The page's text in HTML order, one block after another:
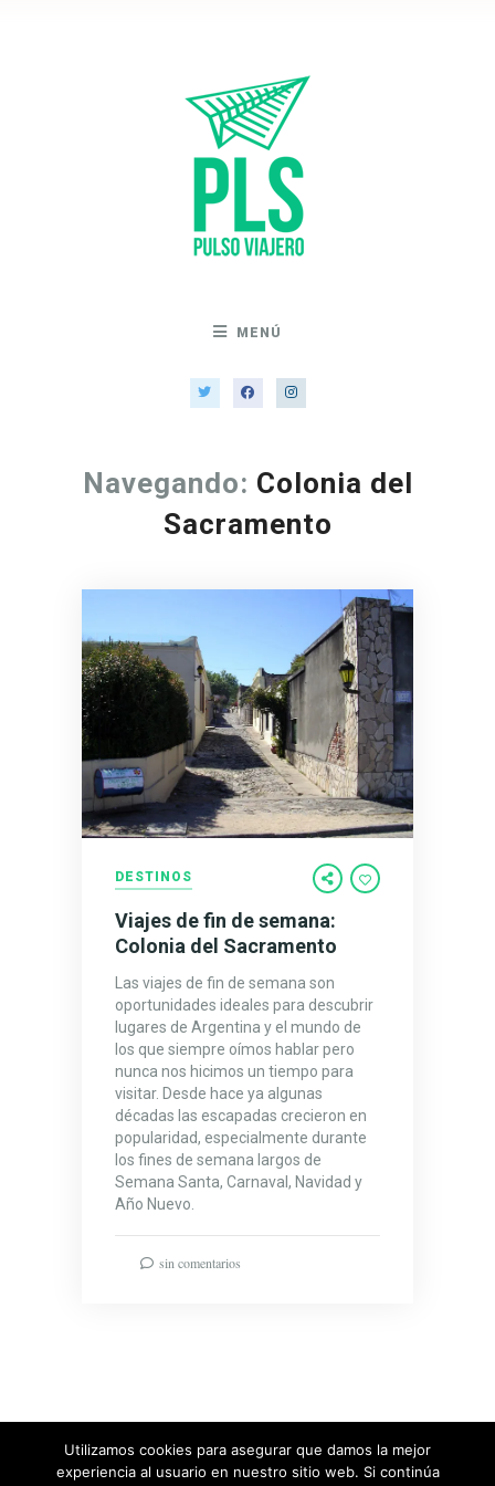
MENÚ
Navegando: Colonia del
Sacramento
DESTINOS
Viajes de fin de semana:
Colonia del Sacramento
Las viajes de fin de semana son
oportunidades ideales para descubrir
lugares de Argentina y el mundo de
los que siempre oímos hablar pero
nunca nos hicimos un tiempo para
visitar. Desde hace ya algunas
décadas las escapadas crecieron en
popularidad, especialmente durante
los fines de semana largos de
Semana Santa, Carnaval, Navidad y
Año Nuevo.
sin comentarios
Utilizamos cookies para asegurar que damos la mejor
experiencia al usuario en nuestro sitio web. Si continúa